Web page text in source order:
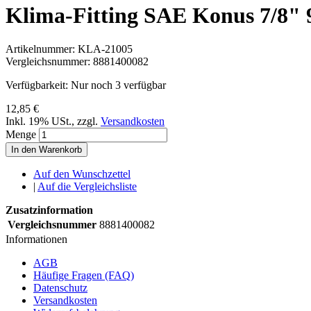
Klima-Fitting SAE Konus 7/8"
Artikelnummer: KLA-21005
Vergleichsnummer: 8881400082
Verfügbarkeit: Nur noch 3 verfügbar
12,85 €
Inkl. 19% USt., zzgl. Versandkosten
Menge
In den Warenkorb
Auf den Wunschzettel
| Auf die Vergleichsliste
Zusatzinformation
Vergleichsnummer 8881400082
Informationen
AGB
Häufige Fragen (FAQ)
Datenschutz
Versandkosten